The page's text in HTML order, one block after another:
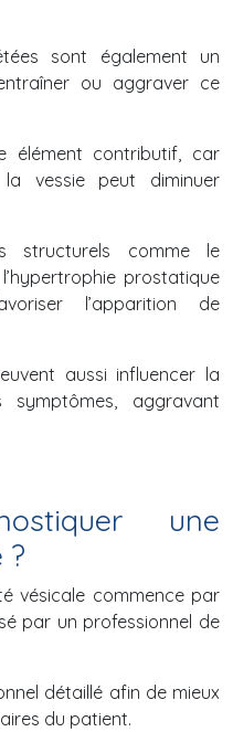
sont également un
ou aggraver ce
élément contributif, car
vessie peut diminuer
structurels comme le
prostatique
l’apparition de
aussi influencer la
symptômes, aggravant
une
?
vésicale commence par
par un professionnel de
détaillé afin de mieux
du patient.